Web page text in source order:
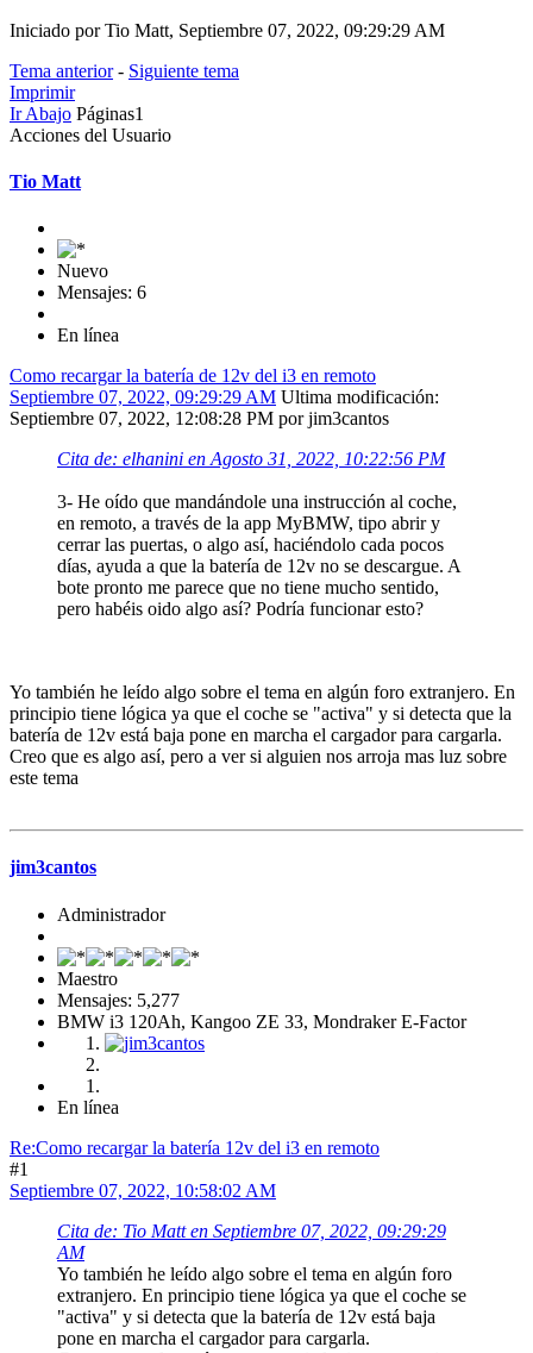
Iniciado por Tio Matt, Septiembre 07, 2022, 09:29:29 AM
Tema anterior- Siguiente tema
Imprimir
Ir Abajo Páginas1
Acciones del Usuario
Tio Matt
Nuevo
Mensajes: 6
En línea
Como recargar la batería de 12v del i3 en remoto
Septiembre 07, 2022, 09:29:29 AM Ultima modificación:
Septiembre 07, 2022, 12:08:28 PM por jim3cantos
Cita de: elhanini en Agosto 31, 2022, 10:22:56 PM
3- He oído que mandándole una instrucción al coche,
en remoto, a través de la app MyBMW, tipo abrir y
cerrar las puertas, o algo así, haciéndolo cada pocos
días, ayuda a que la batería de 12v no se descargue. A
bote pronto me parece que no tiene mucho sentido,
pero habéis oido algo así? Podría funcionar esto?
Yo también he leído algo sobre el tema en algún foro extranjero. En
principio tiene lógica ya que el coche se "activa" y si detecta que la
batería de 12v está baja pone en marcha el cargador para cargarla.
Creo que es algo así, pero a ver si alguien nos arroja mas luz sobre
este tema
jim3cantos
Administrador
Maestro
Mensajes: 5,277
BMW i3 120Ah, Kangoo ZE 33, Mondraker E-Factor
En línea
Re:Como recargar la batería 12v del i3 en remoto
#1
Septiembre 07, 2022, 10:58:02 AM
Cita de: Tio Matt en Septiembre 07, 2022, 09:29:29
AM
Yo también he leído algo sobre el tema en algún foro
extranjero. En principio tiene lógica ya que el coche se
"activa" y si detecta que la batería de 12v está baja
pone en marcha el cargador para cargarla.